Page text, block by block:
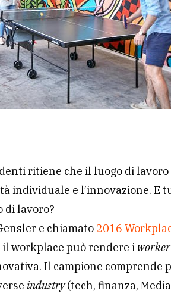
ritiene che il luogo di lavoro
individuale e l’innovazione. E
di lavoro?
e chiamato 2016
il workplace può rendere i worker
Il campione comprende
industry(tech, finanza,